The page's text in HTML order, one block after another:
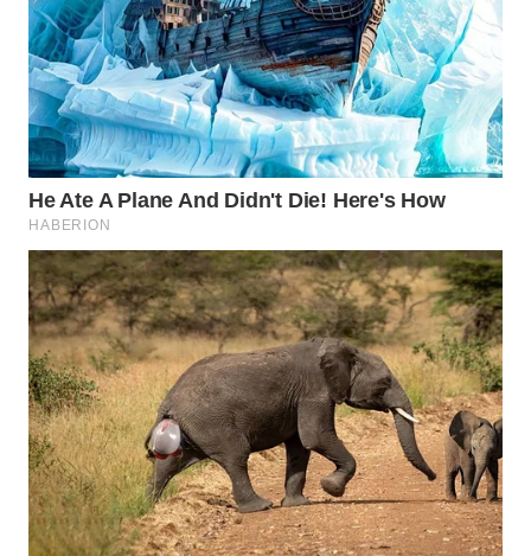
WAHANA
INFRASTRUKTUR
WAHANA
KONSUMEN
WAHANA
LISTRIK
WAHANA
TRAVEL
WAHANA
TV
WAHANANEWS
ID
WAHANANEWS